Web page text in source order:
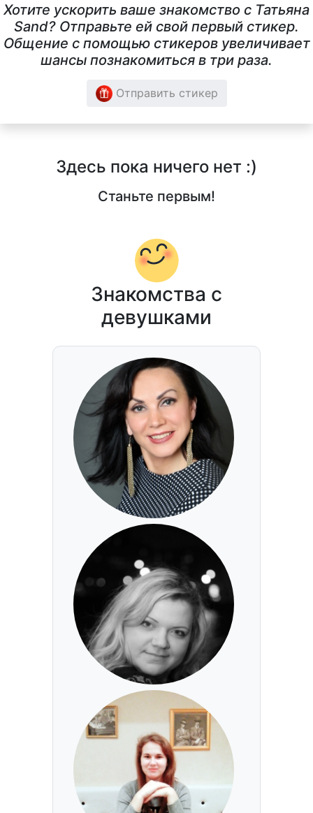
Хотите ускорить ваше знакомство с Татьяна
Sand? Отправьте ей свой первый стикер.
Общение с помощью стикеров увеличивает
шансы познакомиться в три раза.
Отправить стикер
Здесь пока ничего нет :)
Станьте первым!
Знакомства с
девушками